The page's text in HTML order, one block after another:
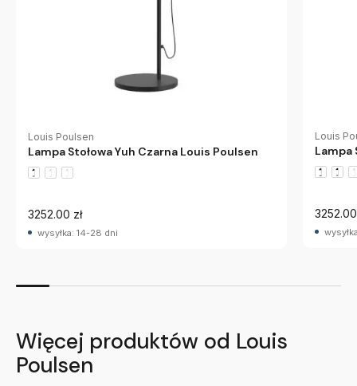
Louis Poulsen
Lampa Stołowa Yuh Czarna Louis Poulsen
3252.00 zł
wysyłka: 14-28 dni
Louis
Lampa
3252.00
Więcej produktów od Louis
Poulsen